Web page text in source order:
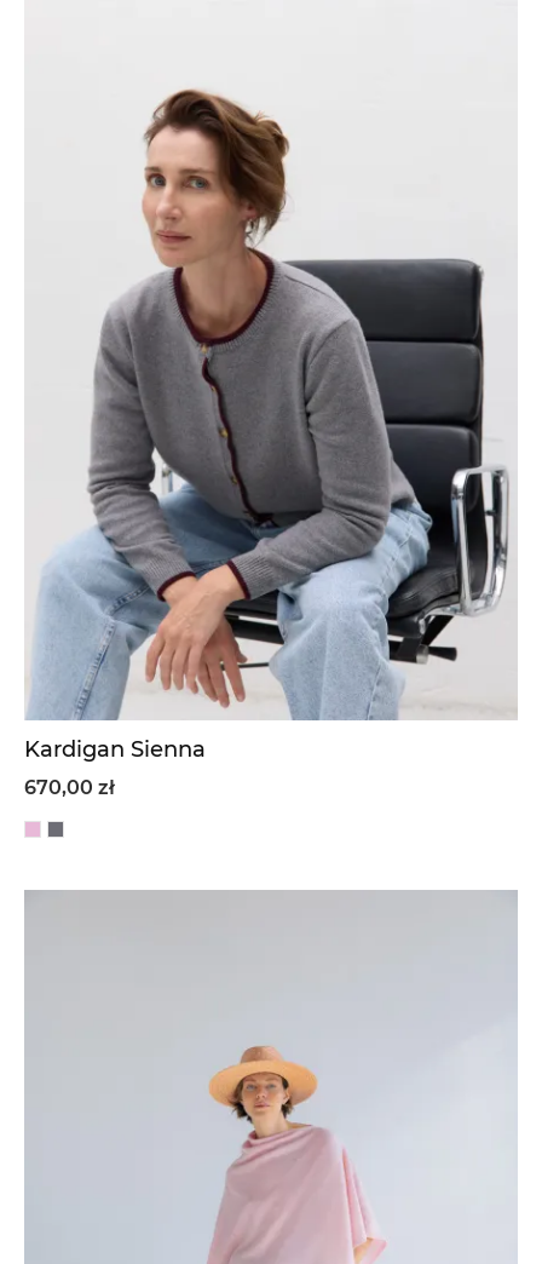
Kardigan Sienna
670,00 zł